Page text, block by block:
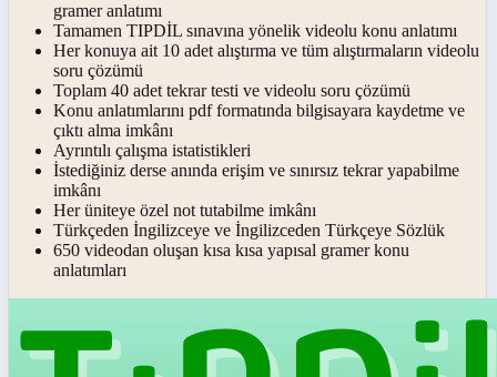
gramer anlatımı
Tamamen TIPDİL sınavına yönelik videolu konu anlatımı
Her konuya ait 10 adet alıştırma ve tüm alıştırmaların videolu
soru çözümü
Toplam 40 adet tekrar testi ve videolu soru çözümü
Konu anlatımlarını pdf formatında bilgisayara kaydetme ve
çıktı alma imkânı
Ayrıntılı çalışma istatistikleri
İstediğiniz derse anında erişim ve sınırsız tekrar yapabilme
imkânı
Her üniteye özel not tutabilme imkânı
Türkçeden İngilizceye ve İngilizceden Türkçeye Sözlük
650 videodan oluşan kısa kısa yapısal gramer konu
anlatımları